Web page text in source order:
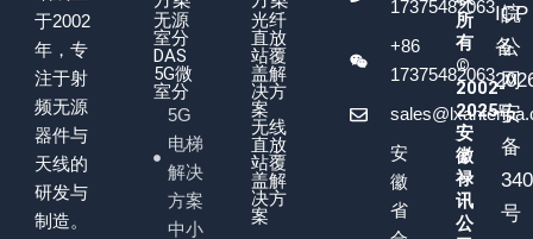
于2002
年，专
注于射
频无源
器件与
天线的
研发与
制造。
无源
室分
DAS
5G微
室分
5G
电梯
解决
方案
中小
光纤
直放
站覆
盖解
决方
案
无线
直放
站覆
盖解
决方
案
17375482063
+86
17375482063
安
徽
省
所
有
©
2002-
2025
安
徽
禄
讯
公
ICP
备
号
皖
公
网
安
备
号